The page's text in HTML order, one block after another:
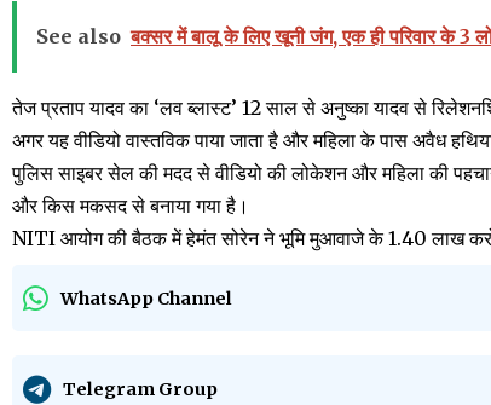
See also बक्सर में बालू के लिए खूनी जंग, एक ही परिवार के 3
तेज प्रताप यादव का ‘लव ब्लास्ट’ 12 साल से अनुष्का यादव से
अगर यह वीडियो वास्तविक पाया जाता है और महिला के पास अवैध
पुलिस साइबर सेल की मदद से वीडियो की लोकेशन और महिला की
और किस मकसद से बनाया गया है।
NITI आयोग की बैठक में हेमंत सोरेन ने भूमि मुआवाजे के 1.40 लाख
WhatsApp Channel
Telegram Group